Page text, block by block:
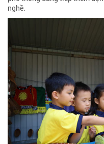
nghề.